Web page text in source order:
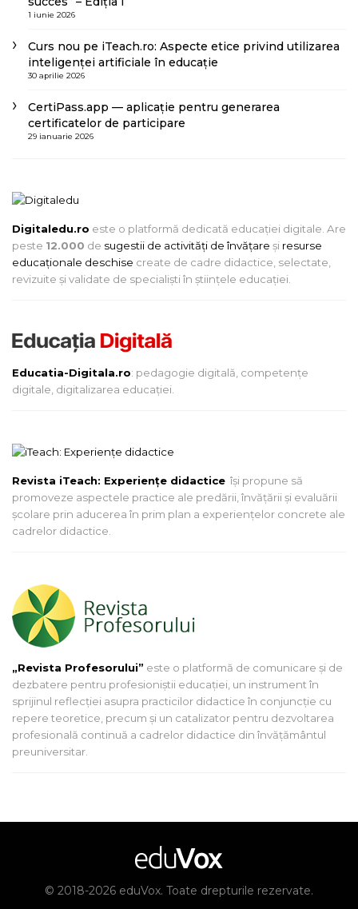
1 iunie 2026
Curs nou pe iTeach.ro: Aspecte etice privind utilizarea
inteligenței artificiale în educație
30 aprilie 2026
CertiPass.app — aplicație pentru generarea
certificatelor de participare
29 ianuarie 2026
Digitaledu.ro este o platformă dedicată educației digitale. Are
peste 12.000 de sugestii de activități de învățare și resurse
educaționale deschise create de cadre didactice, selectate,
revizuite și validate de specialiști în științele educației.
Educatia-Digitala.ro: pedagogie digitală, competențe
digitale, digitalizarea educației.
Revista iTeach: Experienţe didactice îşi propune să
promoveze aspectele practice ale predării, învăţării şi evaluării
şcolare prin aducerea în prim plan a experienţelor concrete ale
cadrelor didactice.
„Revista Profesorului” este o platformă de comunicare și de
dezbatere pentru profesioniștii educației, un instrument în
sprijinul reflecției asupra practicilor didactice în conjuncție cu
repere teoretice, precum și un catalizator pentru dezvoltarea
profesională continuă a cadrelor didactice din învățământul
preuniversitar.
© 2018-2026 eduVox. Toate drepturile rezervate.